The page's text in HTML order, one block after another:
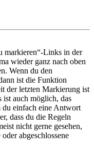
markieren“-Links in der
wieder ganz nach oben
Wenn du den
ist die Funktion
der letzten Markierung ist
ist auch möglich, das
du einfach eine Antwort
dass du die Regeln
nicht gerne gesehen,
abgeschlossene